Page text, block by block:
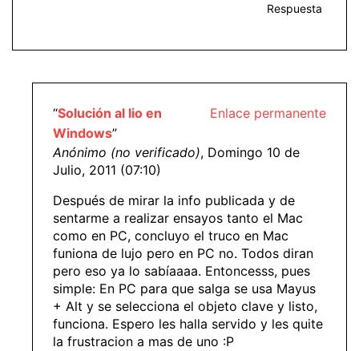
Respuesta
Enlace permanente
“Solución al lio en
Windows”
Anónimo (no verificado), Domingo 10 de
Julio, 2011 (07:10)
Después de mirar la info publicada y de
sentarme a realizar ensayos tanto el Mac
como en PC, concluyo el truco en Mac
funiona de lujo pero en PC no. Todos diran
pero eso ya lo sabíaaaa. Entoncesss, pues
simple: En PC para que salga se usa Mayus
+ Alt y se selecciona el objeto clave y listo,
funciona. Espero les halla servido y les quite
la frustracion a mas de uno :P